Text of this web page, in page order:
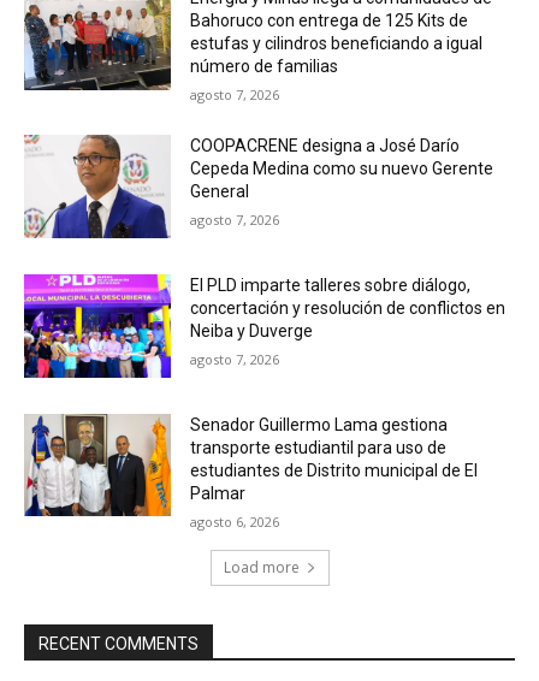
Bahoruco con entrega de 125 Kits de
estufas y cilindros beneficiando a igual
número de familias
agosto 7, 2026
COOPACRENE designa a José Darío
Cepeda Medina como su nuevo Gerente
General
agosto 7, 2026
El PLD imparte talleres sobre diálogo,
concertación y resolución de conflictos en
Neiba y Duverge
agosto 7, 2026
Senador Guillermo Lama gestiona
transporte estudiantil para uso de
estudiantes de Distrito municipal de El
Palmar
agosto 6, 2026
Load more
RECENT COMMENTS